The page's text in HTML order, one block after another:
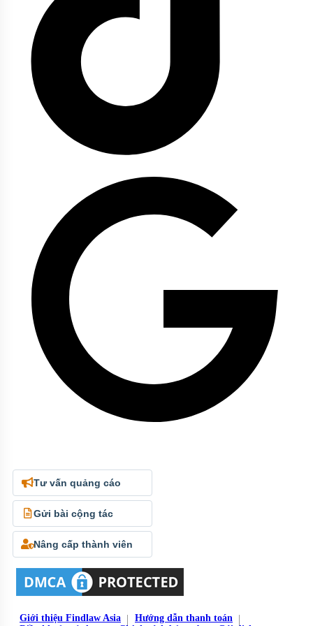
Tư vấn quảng cáo
Gửi bài cộng tác
Nâng cấp thành viên
Giới thiệu Findlaw Asia
Hướng dẫn thanh toán